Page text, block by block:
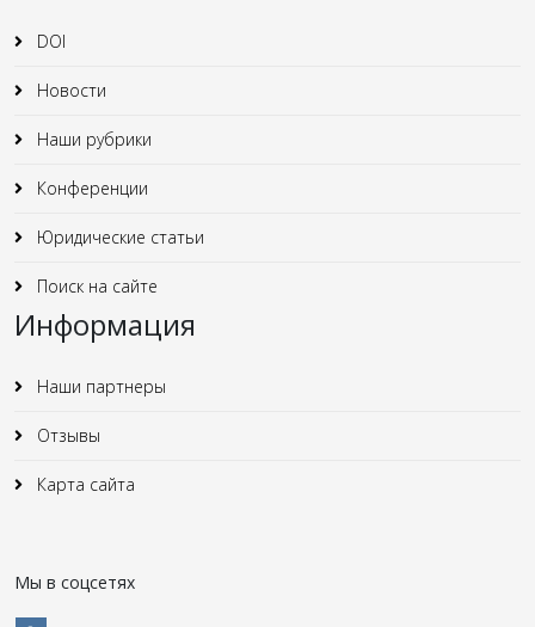
DOI
Новости
Наши рубрики
Конференции
Юридические статьи
Поиск на сайте
Информация
Наши партнеры
Отзывы
Карта сайта
Мы в соцсетях